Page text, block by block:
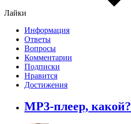
Лайки
Информация
Ответы
Вопросы
Комментарии
Подписки
Нравится
Достижения
MP3-плеер, какой?